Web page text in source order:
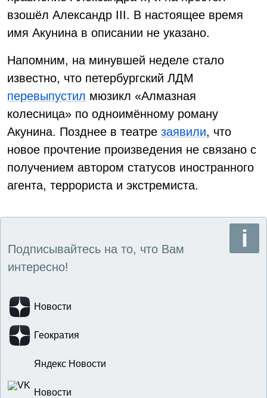
взошёл Александр III. В настоящее время
имя Акунина в описании не указано.
Напомним, на минувшей неделе стало
известно, что петербургский ЛДМ
перевыпустил мюзикл «Алмазная
колесница» по одноимённому роману
Акунина. Позднее в театре заявили, что
новое прочтение произведения не связано с
получением автором статусов иностранного
агента, террориста и экстремиста.
Подписывайтесь на то, что Вам
интересно!
Новости
Геократия
Яндекс Новости
Новости